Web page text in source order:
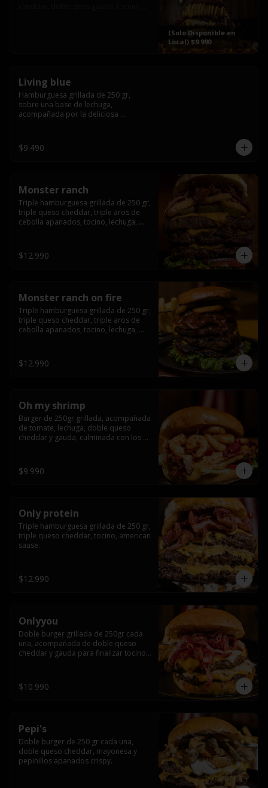
(Solo Disponible en
Local) $9.990
Living blue
Hamburguesa grillada de 250 gr,
sobre una base de lechuga,
acompañada por la deliciosa
wisky jack daniels y salsa de miel.-
$9.490
Monster ranch
Triple hamburguesa grillada de 250 gr,
triple queso cheddar, triple aros de
cebolla apanados, tocino, lechuga,
$12.990
Monster ranch on fire
Triple hamburguesa grillada de 250 gr,
triple queso cheddar, triple aros de
cebolla apanados, tocino, lechuga,
jalapeños de texas.
$12.990
Oh my shrimp
Burger de 250gr grillada, acompañada
de tomate, lechuga, doble queso
cheddar y gauda, culminada con los
$9.990
Only protein
Triple hamburguesa grillada de 250 gr,
triple queso cheddar, tocino, american
sause.
$12.990
Onlyyou
Doble burger grillada de 250gr cada
una, acompañada de doble queso
cheddar y gauda para finalizar tocino
$10.990
Pepi's
Doble burger de 250 gr cada una,
doble queso cheddar, mayonesa y
pepinillos apanados crispy.